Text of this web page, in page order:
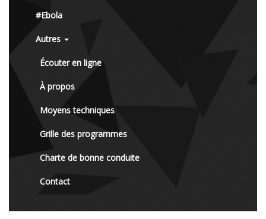
#Ebola
Autres
Écouter en ligne
À propos
Moyens techniques
Grille des programmes
Charte de bonne conduite
Contact